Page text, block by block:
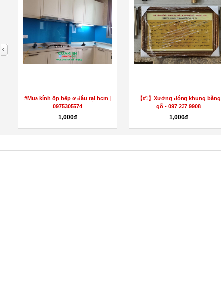
#Mua kính ốp bếp ở đâu tại hcm |
0975305574
1,000đ
【#1】Xưởng đóng khung bằng
gỗ - 097 237 9908
1,000đ
next